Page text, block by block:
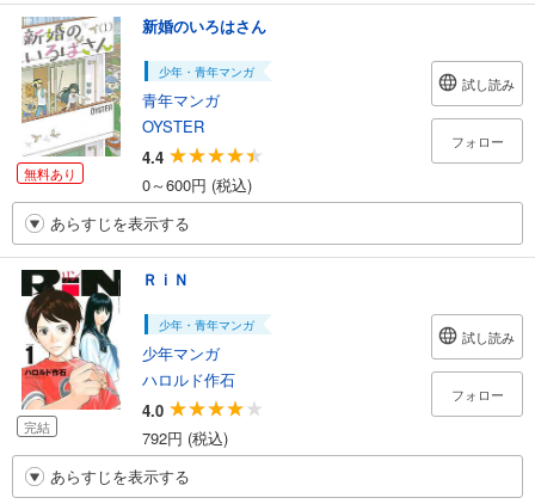
無料あり
新婚のいろはさん
少年・青年マンガ
青年マンガ
OYSTER
4.4
0～600円 (税込)
試し読み
フォロー
あらすじを表示する
完結
ＲｉＮ
少年・青年マンガ
少年マンガ
ハロルド作石
4.0
792円 (税込)
試し読み
フォロー
あらすじを表示する